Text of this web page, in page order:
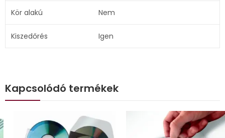
Kör alakú Nem
Kiszedőrés Igen
Kapcsolódó termékek